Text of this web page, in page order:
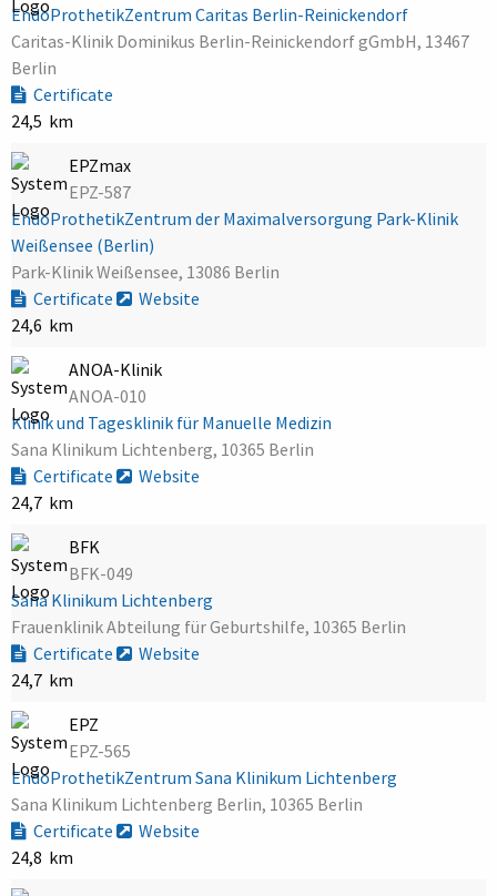
EndoProthetikZentrum Caritas Berlin-Reinickendorf
Caritas-Klinik Dominikus Berlin-Reinickendorf gGmbH, 13467
Berlin
Certificate
24,5 km
EPZmax
EPZ-587
EndoProthetikZentrum der Maximalversorgung Park-Klinik
Weißensee (Berlin)
Park-Klinik Weißensee, 13086 Berlin
Certificate
Website
24,6 km
ANOA-Klinik
ANOA-010
Klinik und Tagesklinik für Manuelle Medizin
Sana Klinikum Lichtenberg, 10365 Berlin
Certificate
Website
24,7 km
BFK
BFK-049
Sana Klinikum Lichtenberg
Frauenklinik Abteilung für Geburtshilfe, 10365 Berlin
Certificate
Website
24,7 km
EPZ
EPZ-565
EndoProthetikZentrum Sana Klinikum Lichtenberg
Sana Klinikum Lichtenberg Berlin, 10365 Berlin
Certificate
Website
24,8 km